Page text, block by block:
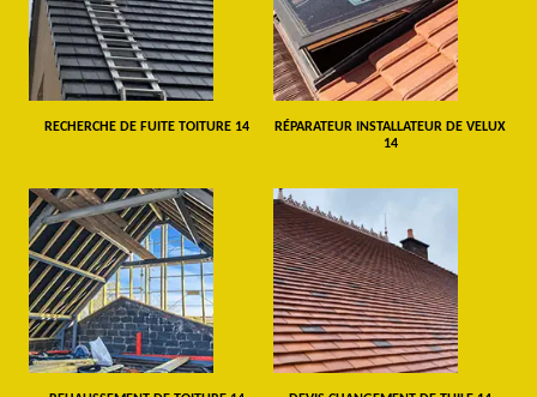
RECHERCHE DE FUITE TOITURE 14
RÉPARATEUR INSTALLATEUR DE VELUX
14